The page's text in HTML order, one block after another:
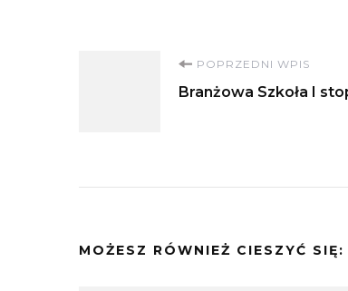
Nawigacja
POPRZEDNI WPIS
Branżowa Szkoła I
MOŻESZ RÓWNIEŻ CIESZYĆ SIĘ: